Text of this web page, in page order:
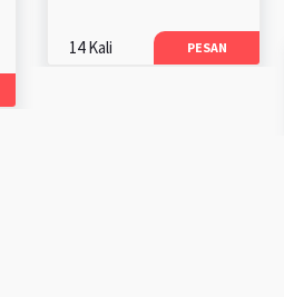
14 Kali PESAN